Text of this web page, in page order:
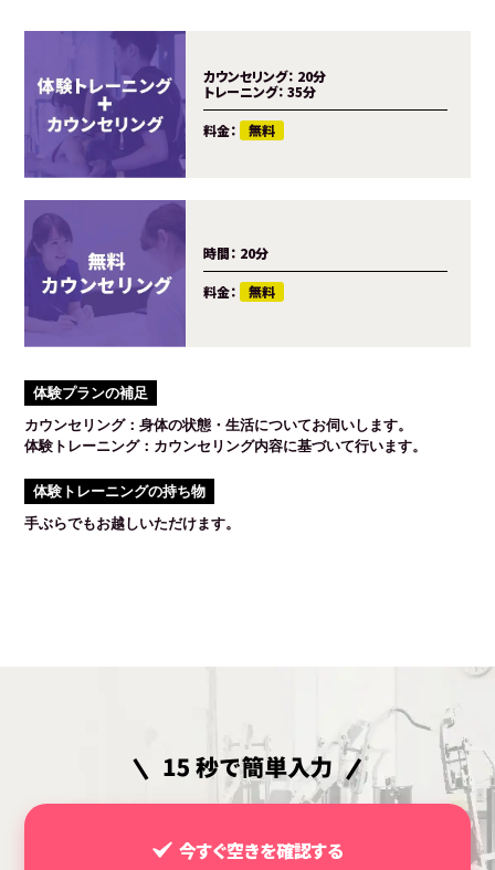
カウンセリング： 20分
トレーニング： 35分
料金： 無料
時間： 20分
料金： 無料
体験プランの補足
カウンセリング：身体の状態・生活についてお伺いします。
体験トレーニング：カウンセリング内容に基づいて行います。
体験トレーニングの持ち物
手ぶらでもお越しいただけます。
今すぐ空きを確認する